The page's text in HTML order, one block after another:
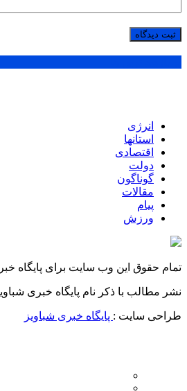
انرژی
استانها
اقتصادی
دولت
گوناگون
مقالات
پیام
ورزش
تمام حقوق این وب سایت برای پایگاه
نشر مطالب با ذکر نام پایگاه خبری
طراحی سایت : پایگاه خبری شباویز